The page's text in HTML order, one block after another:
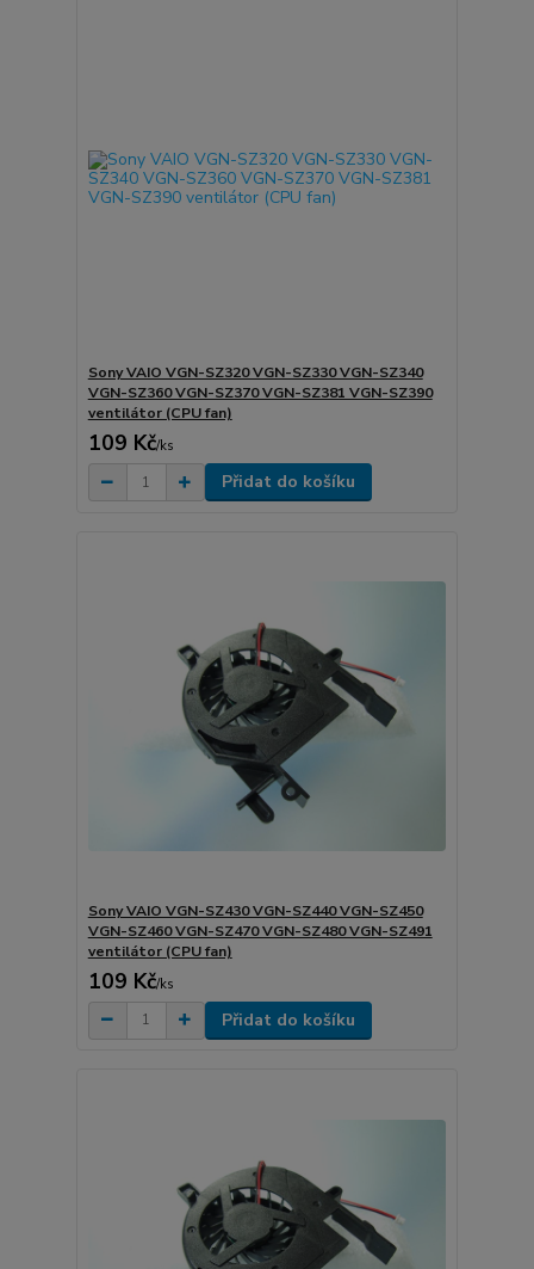
Sony VAIO VGN-SZ320 VGN-SZ330 VGN-SZ340
VGN-SZ360 VGN-SZ370 VGN-SZ381 VGN-SZ390
ventilátor (CPU fan)
109 Kč/ks
Přidat do košíku
Sony VAIO VGN-SZ430 VGN-SZ440 VGN-SZ450
VGN-SZ460 VGN-SZ470 VGN-SZ480 VGN-SZ491
ventilátor (CPU fan)
109 Kč/ks
Přidat do košíku